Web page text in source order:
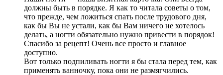
должны быть в порядке. Я как то читала советы о том,
что прежде, чем ложиться спать после трудового дня,
как бы Вы не устали, как бы Вам ничего не хотелось
делать, а ногти обязательно нужно привести в порядок!
Спасибо за рецепт! Очень все просто и главное
доступно.
Вот только подпиливать ногти я бы стала перед тем, как
применять ванночку, пока они не размягчились.